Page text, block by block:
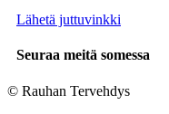
Lähetä juttuvinkki
Seuraa meitä somessa
© Rauhan Tervehdys